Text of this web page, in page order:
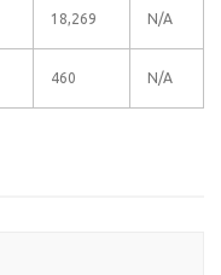
18,269 N/A
460 N/A